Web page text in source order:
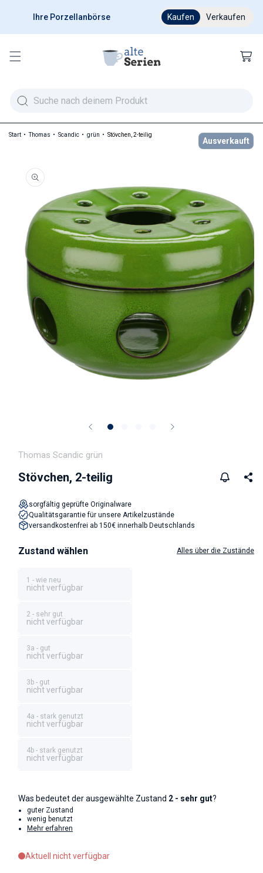
Ihre Porzellanbörse Ab 200 €
Kaufen Verkaufen
Start Thomas Scandic grün Stövchen, 2-teilig
Ausverkauft
Thomas Scandic grün
Stövchen, 2-teilig
sorgfältig geprüfte Originalware
Qualitätsgarantie für unsere Artikelzustände
versandkostenfrei ab 150€ innerhalb Deutschlands
Zustand wählen Alles über die Zustände
1 - wie neu
nicht verfügbar
2 - sehr gut
nicht verfügbar
3a - gut
nicht verfügbar
3b - gut
nicht verfügbar
4a - stark genutzt
nicht verfügbar
4b - stark genutzt
nicht verfügbar
Was bedeutet der ausgewählte Zustand 2 - sehr gut?
guter Zustand
wenig benutzt
Mehr erfahren
Aktuell nicht verfügbar